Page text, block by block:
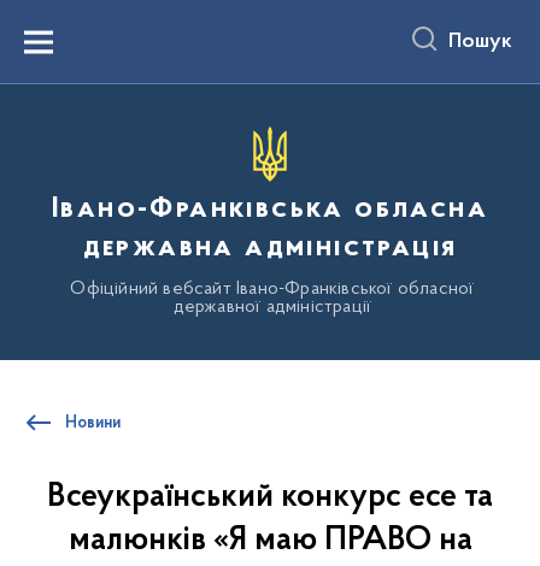
вмістуMenu Пошук
Івано-Франківська обласна
державна адміністрація
Офіційний вебсайт Івано-Франківської обласної
державної адміністрації
Новини
Всеукраїнський конкурс есе та
малюнків «Я маю ПРАВО на